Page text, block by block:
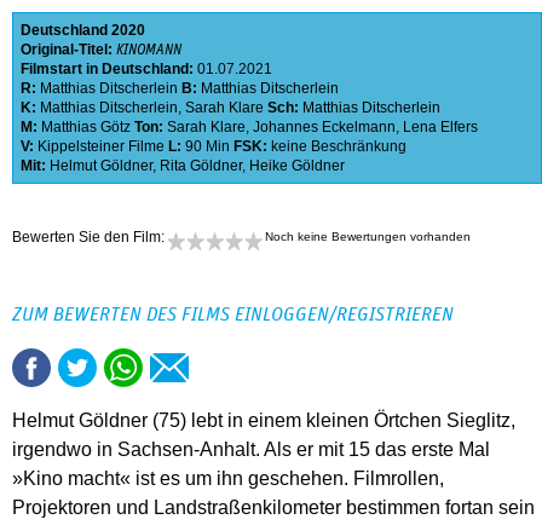
Deutschland 2020
Original-Titel: KINOMANN
Filmstart in Deutschland: 01.07.2021
R: Matthias Ditscherlein B: Matthias Ditscherlein
K: Matthias Ditscherlein, Sarah Klare Sch: Matthias Ditscherlein
M: Matthias Götz Ton: Sarah Klare, Johannes Eckelmann, Lena Elfers
V: Kippelsteiner Filme L: 90 Min FSK: keine Beschränkung
Mit: Helmut Göldner, Rita Göldner, Heike Göldner
Bewerten Sie den Film: Noch keine Bewertungen vorhanden
ZUM BEWERTEN DES FILMS EINLOGGEN/REGISTRIEREN
Helmut Göldner (75) lebt in einem kleinen Örtchen Sieglitz,
irgendwo in Sachsen-Anhalt. Als er mit 15 das erste Mal
»Kino macht« ist es um ihn geschehen. Filmrollen,
Projektoren und Landstraßenkilometer bestimmen fortan sein